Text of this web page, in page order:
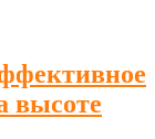
высоте